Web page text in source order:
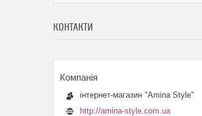
КОНТАКТИ
інтернет-магазин "Amina Style"
http://amina-style.com.ua